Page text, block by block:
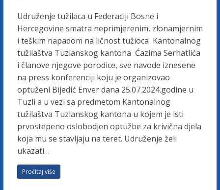
Udruženje tužilaca u Federaciji Bosne i
Hercegovine smatra neprimjerenim, zlonamjernim
i teškim napadom na ličnost tužioca Kantonalnog
tužilaštva Tuzlanskog kantona Ćazima Serhatlića
i članove njegove porodice, sve navode iznesene
na press konferenciji koju je organizovao
optuženi Bijedić Enver dana 25.07.2024.godine u
Tuzli a u vezi sa predmetom Kantonalnog
tužilaštva Tuzlanskog kantona u kojem je isti
prvostepeno oslobodjen optužbe za krivična djela
koja mu se stavljaju na teret. Udruženje želi
ukazati…
Pročitaj više